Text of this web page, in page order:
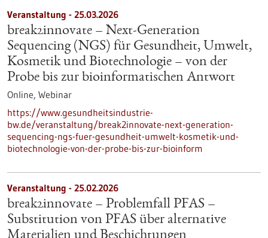
Veranstaltung - 25.03.2026
break2innovate – Next-Generation
Sequencing (NGS) für Gesundheit, Umwelt,
Kosmetik und Biotechnologie – von der
Probe bis zur bioinformatischen Antwort
Online, Webinar
https://www.gesundheitsindustrie-
bw.de/veranstaltung/break2innovate-next-generation-
sequencing-ngs-fuer-gesundheit-umwelt-kosmetik-und-
biotechnologie-von-der-probe-bis-zur-bioinform
Veranstaltung - 25.02.2026
break2innovate – Problemfall PFAS –
Substitution von PFAS über alternative